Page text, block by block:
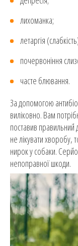
лихоманка;
летаргія
почервоніння
часте блювання.
За допомогою
виліковно. Вам
поставив правильний
не лікувати хворобу,
нирок у собаки.
непоправної шкоди.